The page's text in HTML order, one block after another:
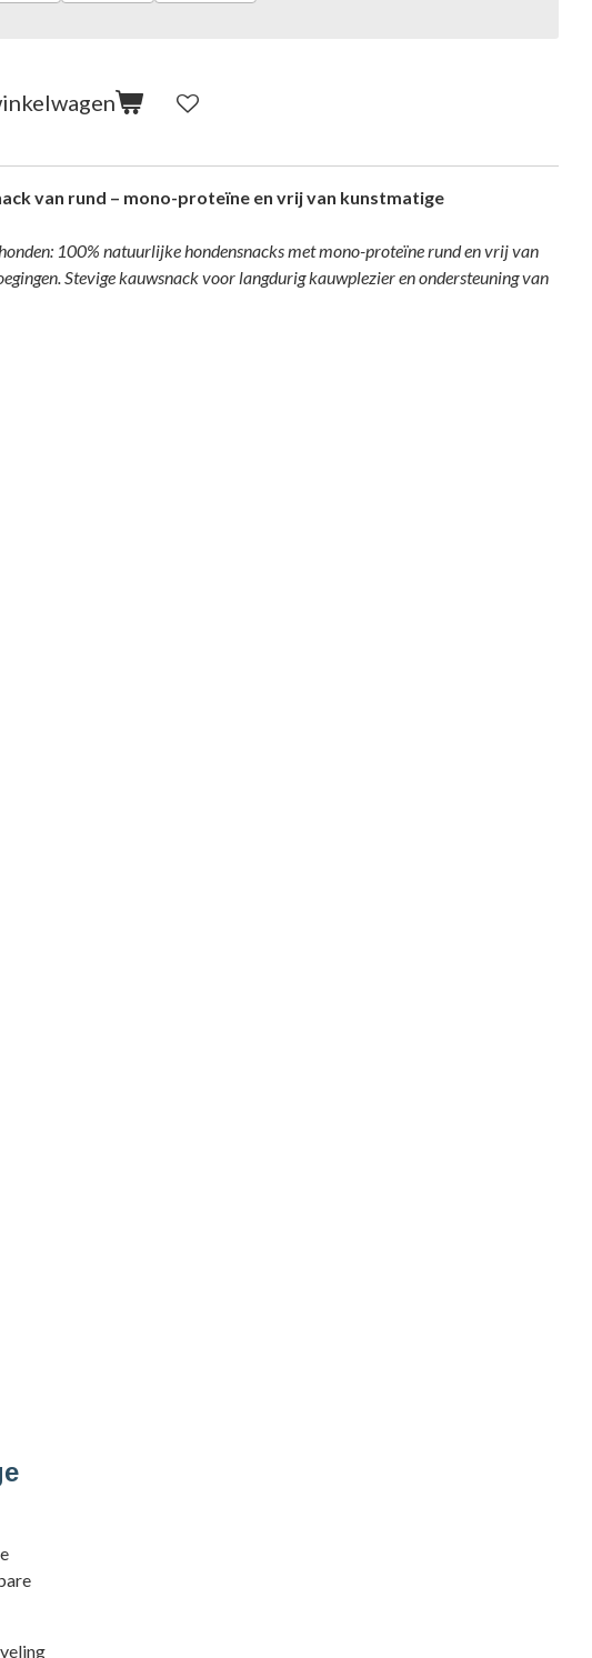
van rund – mono-proteïne en vrij van kunstmatige
100% natuurlijke hondensnacks met mono-proteïne rund en vrij van
Stevige kauwsnack voor langdurig kauwplezier en ondersteuning van